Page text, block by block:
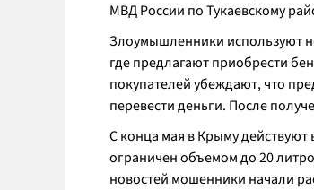
МВД России по Тукаевскому
Злоумышленники используют
где предлагают приобрести
покупателей убеждают, что
перевести деньги. После
С конца мая в Крыму
ограничен объемом до 20
новостей мошенники начали